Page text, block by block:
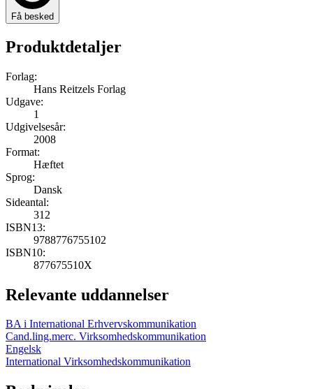
Få besked
Produktdetaljer
Forlag:
Hans Reitzels Forlag
Udgave:
1
Udgivelsesår:
2008
Format:
Hæftet
Sprog:
Dansk
Sideantal:
312
ISBN13:
9788776755102
ISBN10:
877675510X
Relevante uddannelser
BA i International Erhvervskommunikation
Cand.ling.merc. Virksomhedskommunikation
Engelsk
International Virksomhedskommunikation